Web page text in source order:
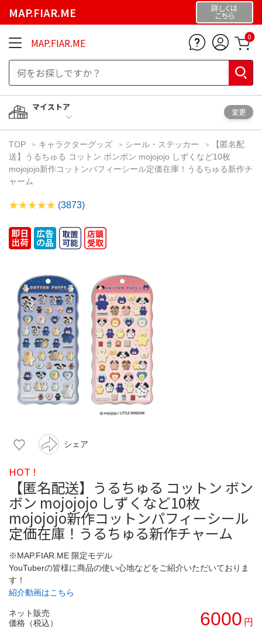
MAP.FIAR.ME 詳しくは
こちら
MAP.FIAR.ME 0
マイストア
変更
TOP キャラクターグッズ シール・ステッカー
【匿名配
送】うるちゅる コットン ボンボン mojojojo しずくなど10枚
mojojojo新作コットンパフィーシール定価在庫！うるちゅる新作チ
ャーム
(3873)
シェア
HOT !
【匿名配送】うるちゅる コットン ボン
ボン mojojojo しずくなど10枚
mojojojo新作コットンパフィーシール
定価在庫！うるちゅる新作チャーム
※MAP.FIAR.ME 限定モデル
YouTuberの皆様に商品の使い心地などをご紹介いただいておりま
す！
紹介動画はこちら
ネット販売
価格（税込）
6000 円